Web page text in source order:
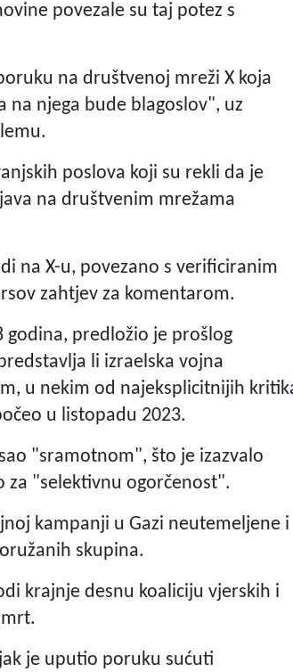
povezale su taj potez s
na društvenoj mreži X koja
na njega bude blagoslov", uz
poslova koji su rekli da je
na društvenim mrežama
na X-u, povezano s verificiranim
zahtjev za komentarom.
predložio je prošlog
li izraelska vojna
u nekim od najeksplicitnijih
u listopadu 2023.
"sramotnom", što je izazvalo
za "selektivnu ogorčenost".
kampanji u Gazi neutemeljene i
skupina.
krajnje desnu koaliciju vjerskih i
je uputio poruku sućuti